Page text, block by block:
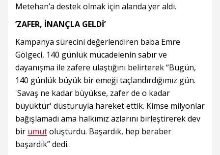
Metehan’a destek olmak için alanda yer aldı.
’ZAFER, İNANÇLA GELDİ’
Kampanya sürecini değerlendiren baba Emre
Gölgeci, 140 günlük mücadelenin sabır ve
dayanışma ile zafere ulaştığını belirterek “Bugün,
140 günlük büyük bir emeği taçlandırdığımız gün.
'Savaş ne kadar büyükse, zafer de o kadar
büyüktür' düsturuyla hareket ettik. Kimse milyonlar
bağışlamadı ama halkımız azlarını birleştirerek dev
bir umutoluşturdu. Başardık, hep beraber
başardık” dedi.